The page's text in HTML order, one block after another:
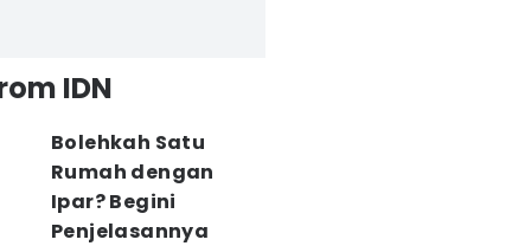
IDN
Bolehkah Satu
Rumah dengan
Ipar? Begini
Penjelasannya